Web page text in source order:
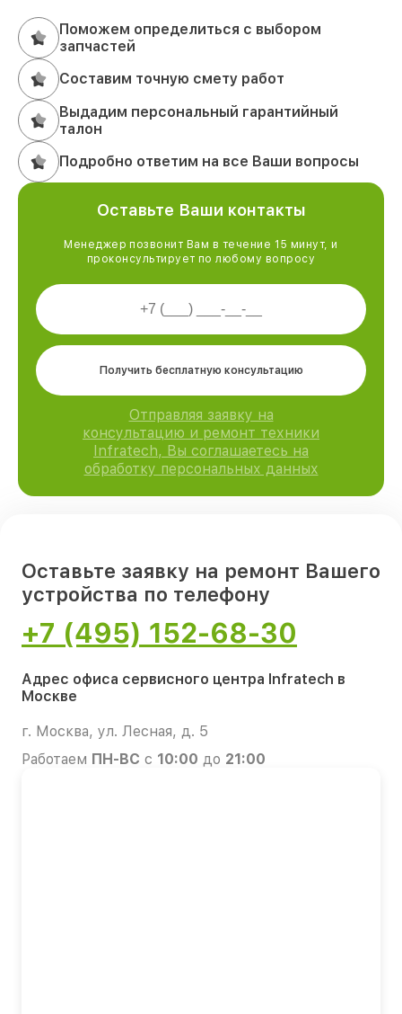
Поможем определиться с выбором
запчастей
Составим точную смету работ
Выдадим персональный гарантийный
талон
Подробно ответим на все Ваши вопросы
Оставьте Ваши контакты
Менеджер позвонит Вам в течение 15 минут, и
проконсультирует по любому вопросу
Получить бесплатную консультацию
Отправляя заявку на
консультацию и ремонт техники
Infratech, Вы соглашаетесь на
обработку персональных данных
Оставьте заявку на ремонт Вашего
устройства по телефону
+7 (495) 152-68-30
Адрес офиса сервисного центра Infratech в
Москве
г. Москва, ул. Лесная, д. 5
Работаем ПН-ВС с 10:00 до 21:00